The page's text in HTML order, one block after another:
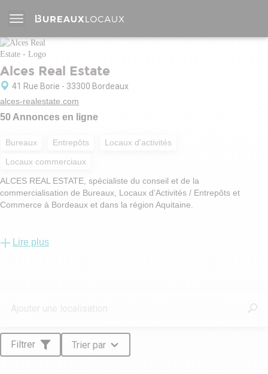
Alces Real Estate
41 Rue Borie - 33300 Bordeaux
alces-realestate.com
50 Annonces en ligne
Bureaux Entrepôts
Locaux d'activités
Locaux commerciaux
ALCES REAL ESTATE, spécialiste du conseil et de la
commercialisation de Bureaux, Locaux d’Activités / Entrepôts et
Commerce à Bordeaux et dans la région Aquitaine.
projets immobiliers.
- Investisseurs privés et institutionnels,
ALCES REAL ESTATE intervient également au niveau national avec un
Lire plus
Filtrer Trier par